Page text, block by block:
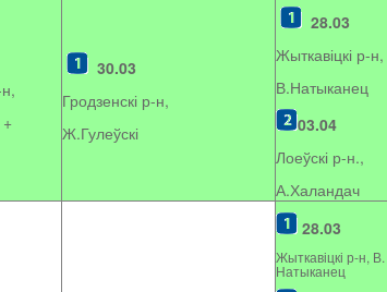
30.03
Гродзенскі р-н,
Ж.Гулеўскі
28.03
Жыткавіцкі р-н,
В.Натыканец
03.04
Лоеўскі р-н.,
А.Халандач
28.03
Жыткавіцкі р-н, В.
Натыканец